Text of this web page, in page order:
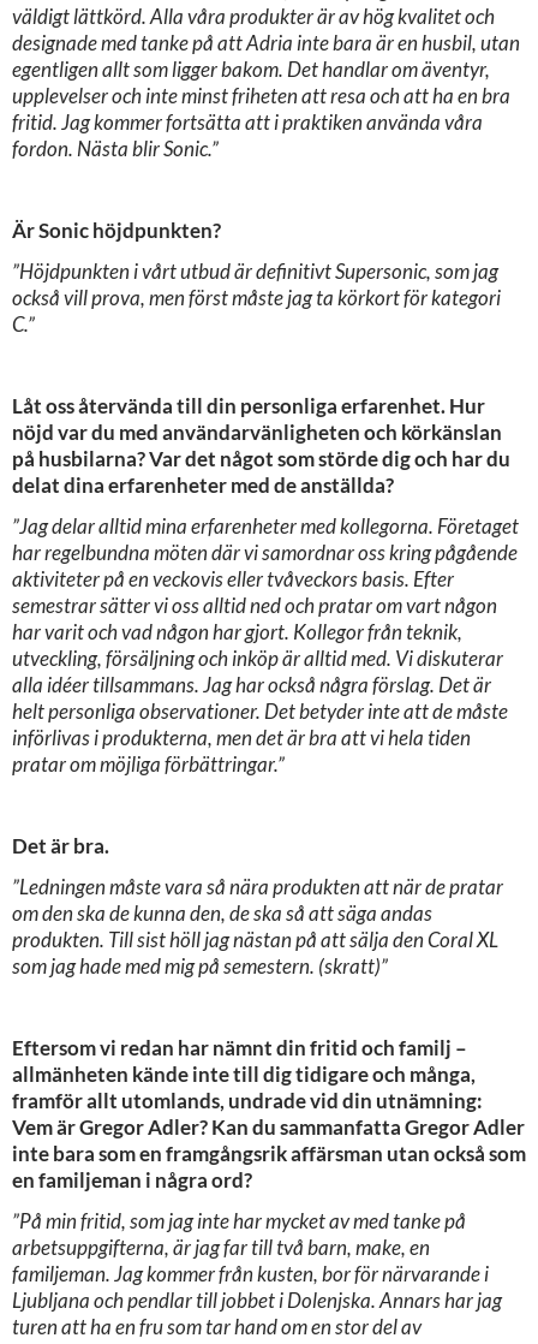
väldigt lättkörd. Alla våra produkter är av hög kvalitet och
designade med tanke på att Adria inte bara är en husbil, utan
egentligen allt som ligger bakom. Det handlar om äventyr,
upplevelser och inte minst friheten att resa och att ha en bra
fritid. Jag kommer fortsätta att i praktiken använda våra
fordon. Nästa blir Sonic.”
Är Sonic höjdpunkten?
”Höjdpunkten i vårt utbud är definitivt Supersonic, som jag
också vill prova, men först måste jag ta körkort för kategori
C.”
Låt oss återvända till din personliga erfarenhet. Hur
nöjd var du med användarvänligheten och körkänslan
på husbilarna? Var det något som störde dig och har du
delat dina erfarenheter med de anställda?
”Jag delar alltid mina erfarenheter med kollegorna. Företaget
har regelbundna möten där vi samordnar oss kring pågående
aktiviteter på en veckovis eller tvåveckors basis. Efter
semestrar sätter vi oss alltid ned och pratar om vart någon
har varit och vad någon har gjort. Kollegor från teknik,
utveckling, försäljning och inköp är alltid med. Vi diskuterar
alla idéer tillsammans. Jag har också några förslag. Det är
helt personliga observationer. Det betyder inte att de måste
införlivas i produkterna, men det är bra att vi hela tiden
pratar om möjliga förbättringar.”
Det är bra.
”Ledningen måste vara så nära produkten att när de pratar
om den ska de kunna den, de ska så att säga andas
produkten. Till sist höll jag nästan på att sälja den Coral XL
som jag hade med mig på semestern. (skratt)”
Eftersom vi redan har nämnt din fritid och familj –
allmänheten kände inte till dig tidigare och många,
framför allt utomlands, undrade vid din utnämning:
Vem är Gregor Adler? Kan du sammanfatta Gregor Adler
inte bara som en framgångsrik affärsman utan också som
en familjeman i några ord?
”På min fritid, som jag inte har mycket av med tanke på
arbetsuppgifterna, är jag far till två barn, make, en
familjeman. Jag kommer från kusten, bor för närvarande i
Ljubljana och pendlar till jobbet i Dolenjska. Annars har jag
turen att ha en fru som tar hand om en stor del av